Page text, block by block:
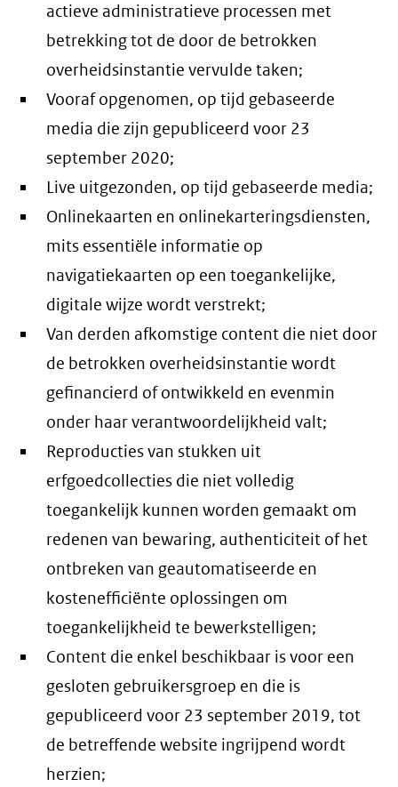
actieve administratieve processen met
betrekking tot de door de betrokken
overheidsinstantie vervulde taken;
Vooraf opgenomen, op tijd gebaseerde
media die zijn gepubliceerd voor 23
september 2020;
Live uitgezonden, op tijd gebaseerde media;
Onlinekaarten en onlinekarteringsdiensten,
mits essentiële informatie op
navigatiekaarten op een toegankelijke,
digitale wijze wordt verstrekt;
Van derden afkomstige content die niet door
de betrokken overheidsinstantie wordt
gefinancierd of ontwikkeld en evenmin
onder haar verantwoordelijkheid valt;
Reproducties van stukken uit
erfgoedcollecties die niet volledig
toegankelijk kunnen worden gemaakt om
redenen van bewaring, authenticiteit of het
ontbreken van geautomatiseerde en
kostenefficiënte oplossingen om
toegankelijkheid te bewerkstelligen;
Content die enkel beschikbaar is voor een
gesloten gebruikersgroep en die is
gepubliceerd voor 23 september 2019, tot
de betreffende website ingrijpend wordt
herzien;